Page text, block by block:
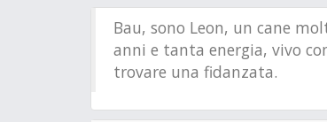
Bau, sono Leon, un cane
anni e tanta energia, vivo
trovare una fidanzata.